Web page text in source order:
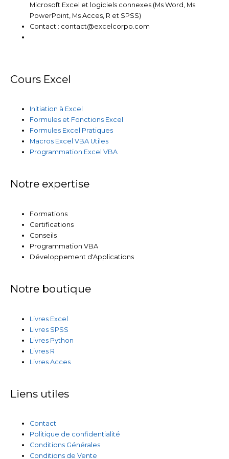
Microsoft Excel et logiciels connexes (Ms Word, Ms
PowerPoint, Ms Acces, R et SPSS)
Contact : contact@excelcorpo.com
Cours Excel
Initiation à Excel
Formules et Fonctions Excel
Formules Excel Pratiques
Macros Excel VBA Utiles
Programmation Excel VBA
Notre expertise
Formations
Certifications
Conseils
Programmation VBA
Développement d'Applications
Notre boutique
Livres Excel
Livres SPSS
Livres Python
Livres R
Livres Acces
Liens utiles
Contact
Politique de confidentialité
Conditions Générales
Conditions de Vente